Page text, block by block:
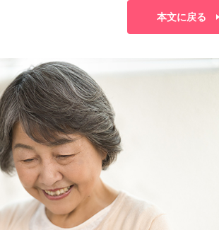
本文に戻る